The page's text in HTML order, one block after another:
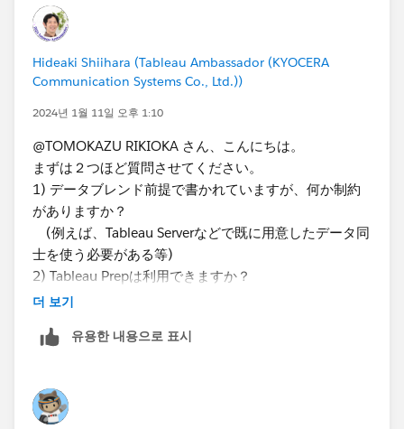
例えば日付の開始終了のフィルタをパラメータに置き換
えたら、
付）
*If you get the best results from this exchange, I would
appreciate it if you could choose the best answer or
upvote.
*If you get the best results from this exchange, I would
appreciate it if you could choose the best answer or
upvote.
Hideaki Shiihara (Tableau Ambassador (KYOCERA
Communication Systems Co., Ltd.))
2024년 1월 11일 오후 1:10
@TOMOKAZU RIKIOKA​ さん、こんにちは。
まずは２つほど質問させてください。
1) データブレンド前提で書かれていますが、何か制約
がありますか？
(例えば、Tableau Serverなどで既に用意したデータ同
士を使う必要がある等)​
2) Tableau Prepは利用できますか？
に制限がけっこうあります。
すが。。。
それができない場合、Tableau Prepを使えば自由にデー
더 보기
유용한 내용으로 표시